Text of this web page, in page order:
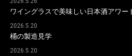
ワイングラスで美味しい日本酒アワー
2026.5.20
桶の製造見学
2026.5.20